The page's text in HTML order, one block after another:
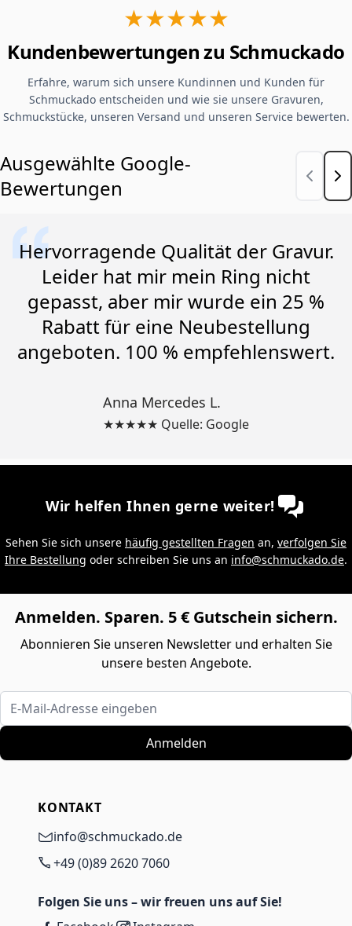
★★★★★
Kundenbewertungen zu Schmuckado
Erfahre, warum sich unsere Kundinnen und Kunden für
Schmuckado entscheiden und wie sie unsere Gravuren,
Schmuckstücke, unseren Versand und unseren Service bewerten.
Ausgewählte Google-
Bewertungen
Hervorragende Qualität der Gravur.
Leider hat mir mein Ring nicht
gepasst, aber mir wurde ein 25 %
Rabatt für eine Neubestellung
angeboten. 100 % empfehlenswert.
Anna Mercedes L.
★★★★★ Quelle: Google
Wir helfen Ihnen gerne weiter!
Sehen Sie sich unsere häufig gestellten Fragen an, verfolgen Sie
Ihre Bestellung oder schreiben Sie uns an info@schmuckado.de.
Anmelden. Sparen. 5 € Gutschein sichern.
Abonnieren Sie unseren Newsletter und erhalten Sie
unsere besten Angebote.
E-Mail-Adresse eingeben
Anmelden
KONTAKT
info@schmuckado.de
+49 (0)89 2620 7060
Folgen Sie uns – wir freuen uns auf Sie!